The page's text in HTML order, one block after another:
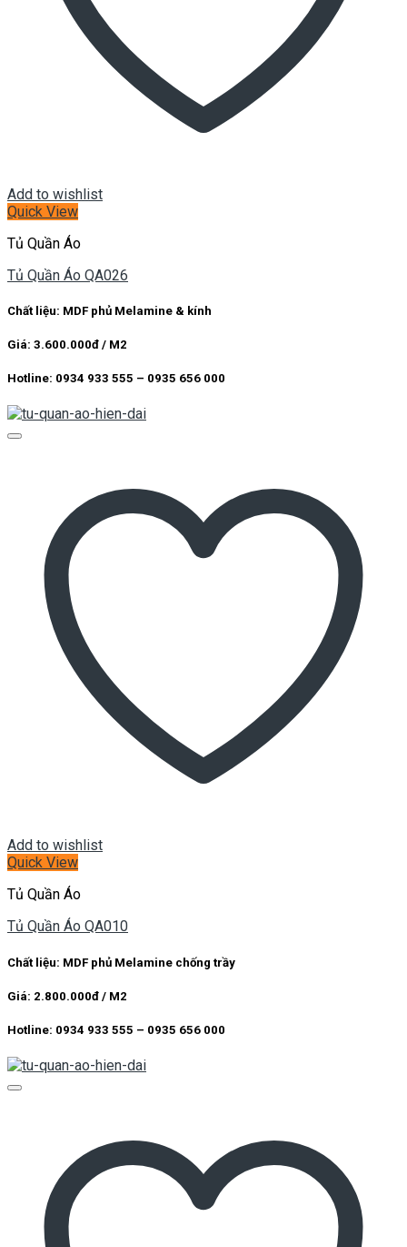
Add to wishlist
Quick View
Tủ Quần Áo
Tủ Quần Áo QA026
Chất liệu: MDF phủ Melamine & kính
Giá: 3.600.000đ / M2
Hotline: 0934 933 555 – 0935 656 000
Add to wishlist
Quick View
Tủ Quần Áo
Tủ Quần Áo QA010
Chất liệu: MDF phủ Melamine chống trầy
Giá: 2.800.000đ / M2
Hotline: 0934 933 555 – 0935 656 000